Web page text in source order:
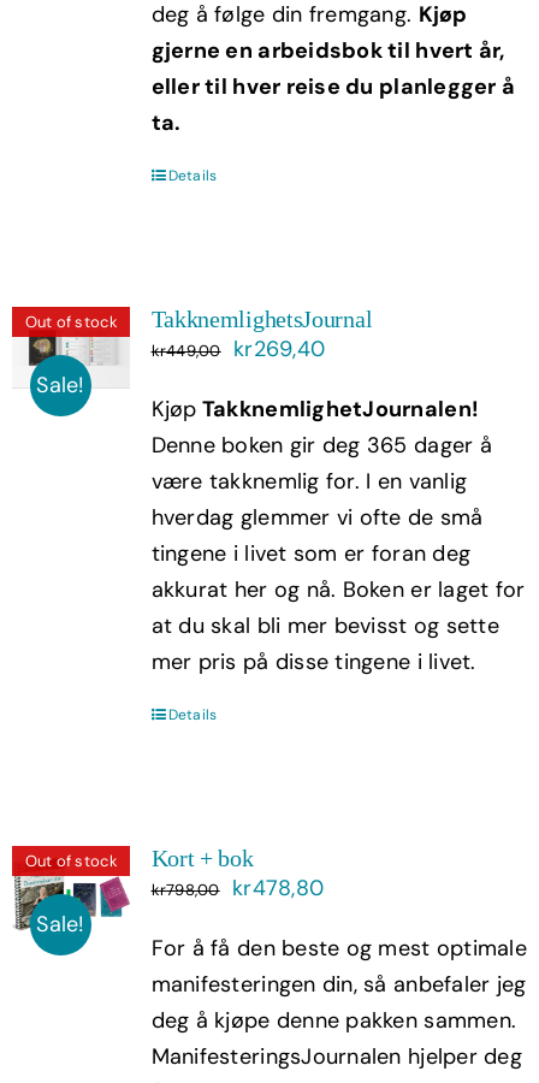
deg å følge din fremgang. Kjøp
gjerne en arbeidsbok til hvert år,
eller til hver reise du planlegger å
ta.
Details
Out of stock
Sale!
TakknemlighetsJournal
kr449,00
Opprinnelig
var:
kr449,00.
kr269,40Nåværende
er:
kr269,40.
Kjøp TakknemlighetJournalen!
Denne boken gir deg 365 dager å
være takknemlig for. I en vanlig
hverdag glemmer vi ofte de små
tingene i livet som er foran deg
akkurat her og nå. Boken er laget for
at du skal bli mer bevisst og sette
mer pris på disse tingene i livet.
Details
Out of stock
Sale!
Kort + bok
kr798,00
Opprinnelig
var:
kr798,00.
kr478,80Nåværende
er:
kr478,80.
For å få den beste og mest optimale
manifesteringen din, så anbefaler jeg
deg å kjøpe denne pakken sammen.
ManifesteringsJournalen hjelper deg